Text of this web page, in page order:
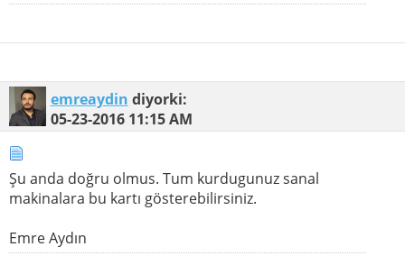
emreaydin diyorki:
05-23-2016 11:15 AM
Şu anda doğru olmus. Tum kurdugunuz sanal
makinalara bu kartı gösterebilirsiniz.
Emre Aydın